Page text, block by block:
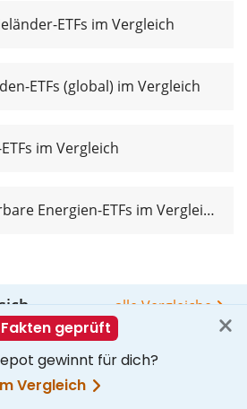
ETFs im Vergleich
ETFs (global) im Vergleich
im Vergleich
Erneuerbare Energien-ETFs im Vergleich
alle Vergleiche